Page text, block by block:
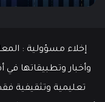
إخلاء مسؤولية :
وأخبار وتطبيقاتها في
تعليمية وتثقيفية